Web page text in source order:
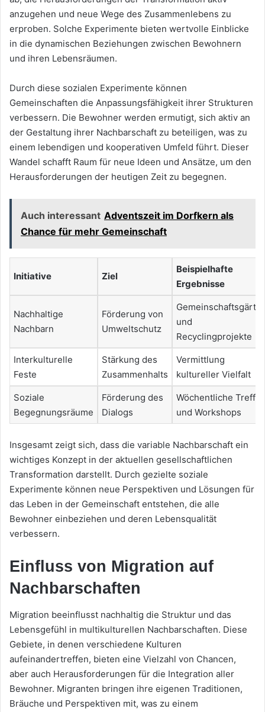
anzugehen und neue Wege des Zusammenlebens zu
erproben. Solche Experimente bieten wertvolle Einblicke
in die dynamischen Beziehungen zwischen Bewohnern
und ihren Lebensräumen.
Durch diese sozialen Experimente können
Gemeinschaften die Anpassungsfähigkeit ihrer Strukturen
verbessern. Die Bewohner werden ermutigt, sich aktiv an
der Gestaltung ihrer Nachbarschaft zu beteiligen, was zu
einem lebendigen und kooperativen Umfeld führt. Dieser
Wandel schafft Raum für neue Ideen und Ansätze, um den
Herausforderungen der heutigen Zeit zu begegnen.
Auch interessant Adventszeit im Dorfkern als
Chance für mehr Gemeinschaft
Initiative Ziel
Beispielhafte
Ergebnisse
Nachhaltige
Nachbarn
Förderung von
Umweltschutz
und
Recyclingprojekte
Interkulturelle
Feste
Stärkung des
Zusammenhalts
Vermittlung
kultureller Vielfalt
Soziale
Begegnungsräume
Förderung des
Dialogs
Wöchentliche
und Workshops
Insgesamt zeigt sich, dass die variable Nachbarschaft ein
wichtiges Konzept in der aktuellen gesellschaftlichen
Transformation darstellt. Durch gezielte soziale
Experimente können neue Perspektiven und Lösungen für
das Leben in der Gemeinschaft entstehen, die alle
Bewohner einbeziehen und deren Lebensqualität
verbessern.
Einfluss von Migration auf
Nachbarschaften
Migration beeinflusst nachhaltig die Struktur und das
Lebensgefühl in multikulturellen Nachbarschaften. Diese
Gebiete, in denen verschiedene Kulturen
aufeinandertreffen, bieten eine Vielzahl von Chancen,
aber auch Herausforderungen für die Integration aller
Bewohner. Migranten bringen ihre eigenen Traditionen,
Bräuche und Perspektiven mit, was zu einem